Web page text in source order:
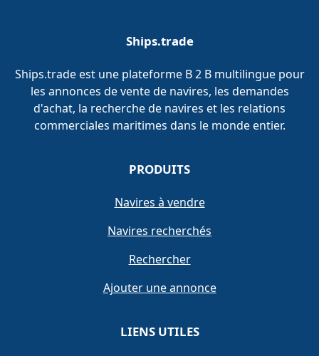
Ships.trade
Ships.trade est une plateforme B 2 B multilingue pour
les annonces de vente de navires, les demandes
d'achat, la recherche de navires et les relations
commerciales maritimes dans le monde entier.
PRODUITS
Navires à vendre
Navires recherchés
Rechercher
Ajouter une annonce
LIENS UTILES